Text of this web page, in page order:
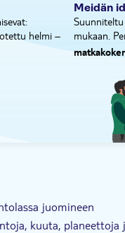
helmi –
Meidän
mukaan.
juomineen
kuuta,